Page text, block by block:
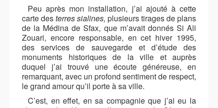
Peu après mon installation, j’ai ajouté à cette
carte desterres sialines, plusieurs tirages de plans
de la Médina de Sfax, que m’avait donnés Si Ali
Zouari, encore responsable, en cet hiver 1995,
des services de sauvegarde et d’étude des
monuments historiques de la ville et auprès
duquel j’ai trouvé une écoute généreuse, en
remarquant, avec un profond sentiment de respect,
le grand amour qu’il porte à sa ville.
C’est, en effet, en sa compagnie que j’ai eu la